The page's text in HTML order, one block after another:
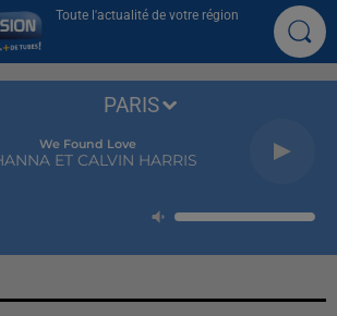
Toute l'actualité de votre région
We Found Love
ET CALVIN HARRIS
PARIS